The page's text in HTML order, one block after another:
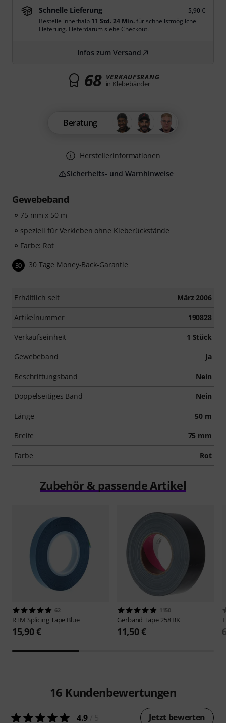
Gewebeband
75 mm x 50 m
speziell für Verkleben ohne Kleberückstände
Farbe: Rot
30 30 Tage Money-Back-Garantie
Erhältlich seit März 2006
Artikelnummer 190828
Verkaufseinheit 1 Stück
Gewebeband Ja
Beschriftungsband Nein
Doppelseitiges Band Nein
Länge 50 m
Breite 75 mm
Farbe Rot
Schnelle Lieferung
5,90 €
Bestelle innerhalb 11 Std. 24 Min.für schnellstmögliche
Lieferung. Lieferdatum siehe Checkout.
Infos zum Versand
68 VERKAUFSRANG
in Klebebänder
Beratung
Herstellerinformationen
Sicherheits- und Warnhinweise
Zubehör & passende Artikel
62
RTM Splicing Tape Blue
15,90 €
1150
GerbandTape 258 BK
11,50 €
16 Kundenbewertungen
4.9 Jetzt bewerten